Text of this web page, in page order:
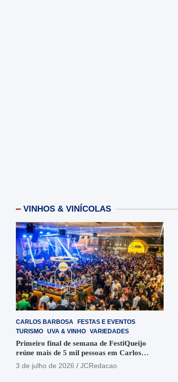
VINHOS & VINÍCOLAS
CARLOS BARBOSA
FESTAS E EVENTOS
TURISMO UVA & VINHO VARIEDADES
Primeiro final de semana de FestiQueijo
reúne mais de 5 mil pessoas em Carlos
Barbosa
3 de julho de 2026 JCRedacao